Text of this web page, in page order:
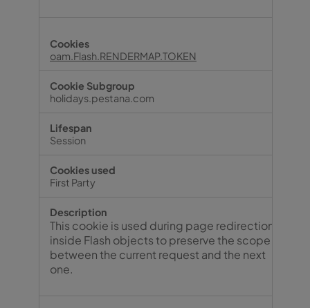
oam.Flash.RENDERMAP.TOKEN
holidays.pestana.com
Session
First Party
This cookie is used during page redirection
inside Flash objects to preserve the scope
between the current request and the next
one.